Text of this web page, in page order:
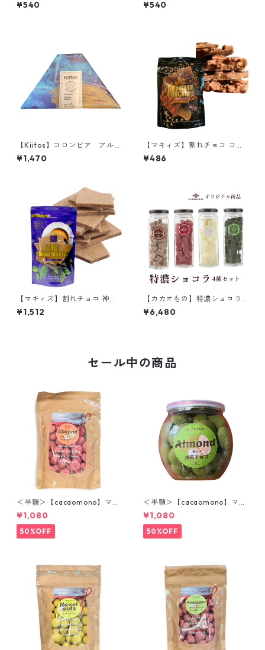
ンチ 板チョコ 60g タブレッ
¥540
粉 板チョコ 60g タブレット
¥540
【Kiitos】コロンビア アルア
コ〈 クランチ〉
¥1,470
【マキィズ】割れチョコ コソ
ットショコラ ワッフルクラン
チ 50g チョコレート 神戸スイ
¥486
【マキィズ】割れチョコ 神戸
ロイヤルミルクティー 180g
紅茶味 チョコレート 神戸スイ
¥1,512
【カカオもの】特濃ショコラ
4種セット いちご味 マロン味
抹茶味 北海道ピュアミルク味
¥6,480
セール中の商品
＜半額＞【cacaomono】マル
コナホワイトチョコレート(フ
ランボワーズ)
¥1,080
50%OFF
＜半額＞【cacaomono】マル
コナホワイトチョコレート
（抹茶）
¥1,080
50%OFF